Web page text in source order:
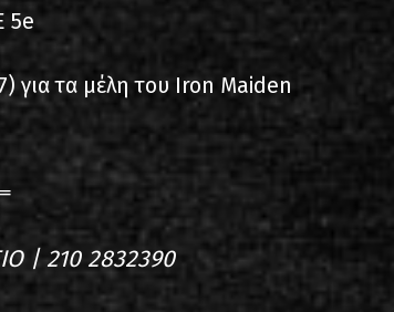
5e
τα μέλη του Iron Maiden
| 210 2832390